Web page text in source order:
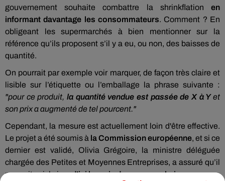
gouvernement souhaite combattre la shrinkflation en
informant davantage les consommateurs. Comment ? En
obligeant les supermarchés à bien mentionner sur la
référence qu’ils proposent s’il y a eu, ou non, des baisses de
quantité.
On pourrait par exemple voir marquer, de façon très claire et
lisible sur l’étiquette ou l’emballage la phrase suivante :
"pour ce produit, la quantité vendue est passée de X à Yet
son prix a augmenté de tel pourcent."
Cependant, la mesure est actuellement loin d'être effective.
Le projet a été soumis à la Commission européenne, et si ce
dernier est validé, Olivia Grégoire, la ministre déléguée
chargée des Petites et Moyennes Entreprises, a assuré qu’il
pourrait voir le jourd’ici le mois de mars prochain.